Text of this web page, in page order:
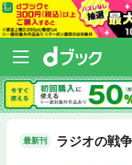
最新刊 ラジオの戦